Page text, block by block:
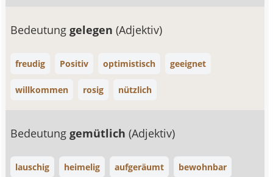
Bedeutunggelegen(Adjektiv)
freudig Positiv optimistisch geeignet
willkommen rosig nützlich
Bedeutunggemütlich(Adjektiv)
lauschig heimelig aufgeräumt bewohnbar